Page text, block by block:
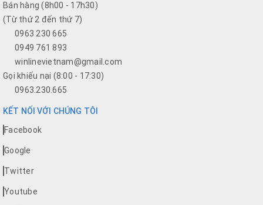
Bán hàng (8h00 - 17h30)
(Từ thứ 2 đến thứ 7)
0963 230 665
0949 761 893
winlinevietnam@gmail.com
Gọi khiếu nại (8:00 - 17:30)
0963.230.665
KẾT NỐI VỚI CHÚNG TÔI
Facebook
Google
Twitter
Youtube